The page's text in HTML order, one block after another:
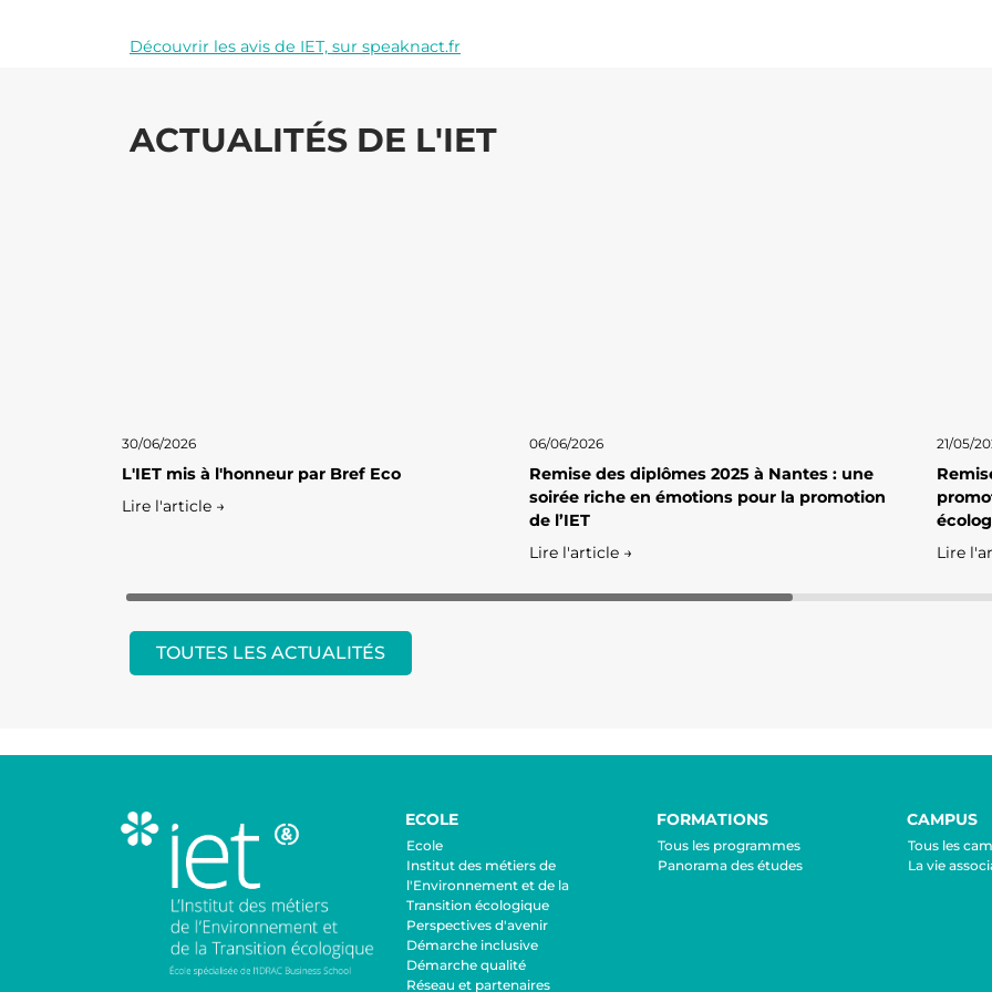
Découvrir les avis de IET, sur speaknact.fr
ACTUALITÉS DE L'IET
30/06/2026
L'IET mis à l'honneur par Bref Eco
Lire l'article →
06/06/2026
Remise des diplômes 2025 à Nantes : une
soirée riche en émotions pour la promotion
de l’IET
Lire l'article →
21/05/
Lire
TOUTES LES ACTUALITÉS
ECOLE
Ecole
Institut des métiers de
l'Environnement et de la
Transition écologique
Perspectives d'avenir
Démarche inclusive
Démarche qualité
Réseau et partenaires
FORMATIONS
Tous les programmes
Panorama des études
CAMPUS
Tous les
La vie